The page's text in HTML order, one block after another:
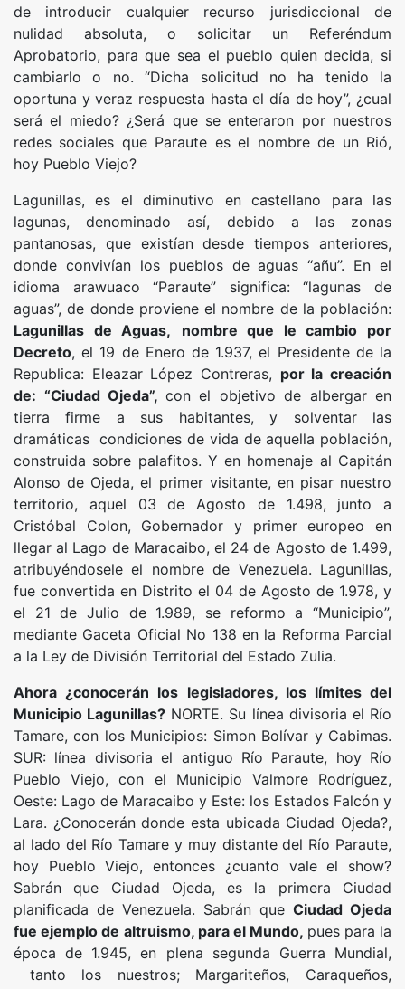
de introducir cualquier recurso jurisdiccional de
nulidad absoluta, o solicitar un Referéndum
Aprobatorio, para que sea el pueblo quien decida, si
cambiarlo o no. “Dicha solicitud no ha tenido la
oportuna y veraz respuesta hasta el día de hoy”, ¿cual
será el miedo? ¿Será que se enteraron por nuestros
redes sociales que Paraute es el nombre de un Rió,
hoy Pueblo Viejo?
Lagunillas, es el diminutivo en castellano para las
lagunas, denominado así, debido a las zonas
pantanosas, que existían desde tiempos anteriores,
donde convivían los pueblos de aguas “añu”. En el
idioma arawuaco “Paraute” significa: “lagunas de
aguas”, de donde proviene el nombre de la población:
Lagunillas de Aguas,
nombre que le cambio por
Decreto, el 19 de Enero de 1.937, el Presidente de la
Republica: Eleazar López Contreras, por la creación
de: “Ciudad Ojeda”, con el objetivo de albergar en
tierra firme a sus habitantes, y solventar las
dramáticas condiciones de vida de aquella población,
construida sobre palafitos. Y en homenaje al Capitán
Alonso de Ojeda, el primer visitante, en pisar nuestro
territorio, aquel 03 de Agosto de 1.498, junto a
Cristóbal Colon, Gobernador y primer europeo en
llegar al Lago de Maracaibo, el 24 de Agosto de 1.499,
atribuyéndosele el nombre de Venezuela. Lagunillas,
fue convertida en Distrito el 04 de Agosto de 1.978, y
el 21 de Julio de 1.989, se reformo a “Municipio”,
mediante Gaceta Oficial No 138 en la Reforma Parcial
a la Ley de División Territorial del Estado Zulia.
Ahora ¿conocerán los legisladores, los límites del
Municipio Lagunillas? NORTE. Su línea divisoria el Río
Tamare, con los Municipios: Simon Bolívar y Cabimas.
SUR: línea divisoria el antiguo Río Paraute, hoy Río
Pueblo Viejo, con el Municipio Valmore Rodríguez,
Oeste: Lago de Maracaibo y Este: los Estados Falcón y
Lara. ¿Conocerán donde esta ubicada Ciudad Ojeda?,
al lado del Río Tamare y muy distante del Río Paraute,
hoy Pueblo Viejo, entonces ¿cuanto vale el show?
Sabrán que Ciudad Ojeda, es la primera Ciudad
planificada de Venezuela. Sabrán que Ciudad Ojeda
fue ejemplo de altruismo, para el Mundo, pues para la
época de 1.945, en plena segunda Guerra Mundial,
tanto los nuestros; Margariteños, Caraqueños,